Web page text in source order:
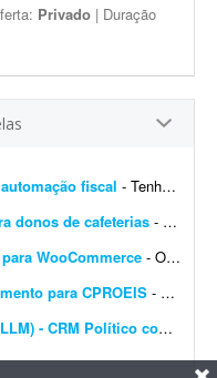
Privado | Duração
fiscal - Tenho uma plataforma de automação fiscal rodando em AWS - ela pega os dados do sistema do cliente, calcula os impostos e emite a nota fiscal automaticamente. Preciso de alguém...
donos de cafeterias - Sou gestor de tráfego especializado em cafeterias e cafés e preciso de uma landing page de alta conversão para captar leads (donos de cafeterias) que chegam pelos meus an&uacut...
WooCommerce - Olá pessoal, Preciso transformar o dashboard padrão do WooCommerce em um painel diferenciado para clientes e vendedores; procuro solução via plugin ou via código...
para CPROEIS - Buscamos um desenvolvedor experiente para criar uma solução de automação assistida para o processo de preenchimento de dados no sistema CPROEIS. O objetivo principal &ea...
Desenvolvedor Sênior (Node/React/LLM) - CRM Político com IA e WhatsApp